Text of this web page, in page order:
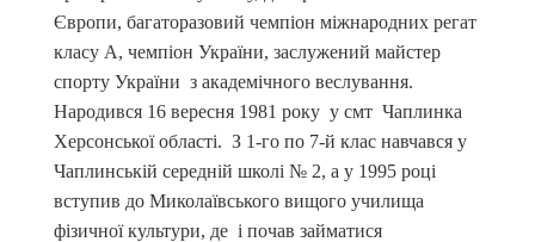
Європи, багаторазовий чемпіон міжнародних регат
класу А, чемпіон України, заслужений майстер
спорту України з академічного веслування.
Народився 16 вересня 1981 року у смт Чаплинка
Херсонської області. З 1-го по 7-й клас навчався у
Чаплинській середній школі № 2, а у 1995 році
вступив до Миколаївського вищого училища
фізичної культури, де і почав займатися